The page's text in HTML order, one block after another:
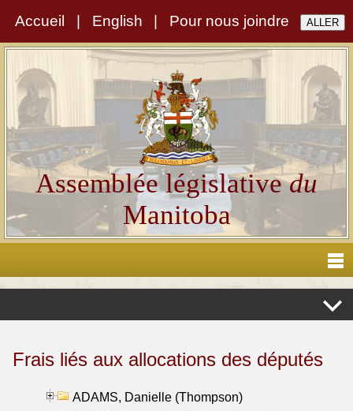
Accueil English Pour nous joindre
Assemblée législativedu
Manitoba
Frais liés aux allocations des députés
ADAMS, Danielle (Thompson)